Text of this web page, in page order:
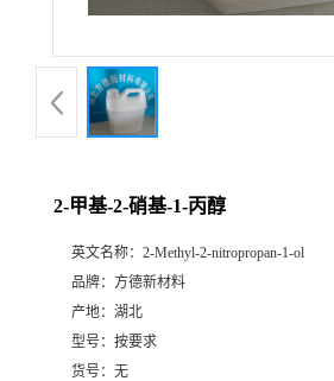
2-甲基-2-硝基-1-丙醇
英文名称： 2-Methyl-2-nitropropan-1-ol
品牌： 方德新材料
产地： 湖北
型号： 按要求
货号： 无